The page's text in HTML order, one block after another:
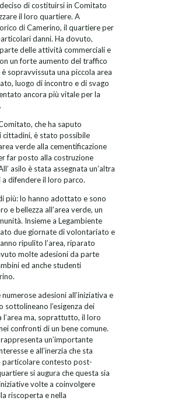
di costituirsi in Comitato
il loro quartiere. A
di Camerino, il quartiere per
danni. Ha dovuto,
delle attività commerciali e
un forte aumento del traffico
sopravvissuta una piccola area
luogo di incontro e di svago
ancora più vitale per la
che ha saputo
cittadini, è stato possibile
verde alla cementificazione
far posto alla costruzione
asilo è stata assegnata un’altra
difendere il loro parco.
più: lo hanno adottato e sono
e bellezza all’area verde, un
Insieme a Legambiente
due giornate di volontariato e
ripulito l’area, riparato
molte adesioni da parte
ed anche studenti
adesioni all’iniziativa e
sottolineano l’esigenza dei
ma, soprattutto, il loro
confronti di un bene comune.
un’importante
e all’inerzia che sta
contesto post-
si augura che questa sia
volte a coinvolgere
riscoperta e nella